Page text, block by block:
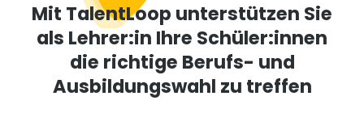
Mit TalentLoop unterstützen Sie
als Lehrer:in Ihre Schüler:innen
die richtige Berufs- und
Ausbildungswahl zu treffen